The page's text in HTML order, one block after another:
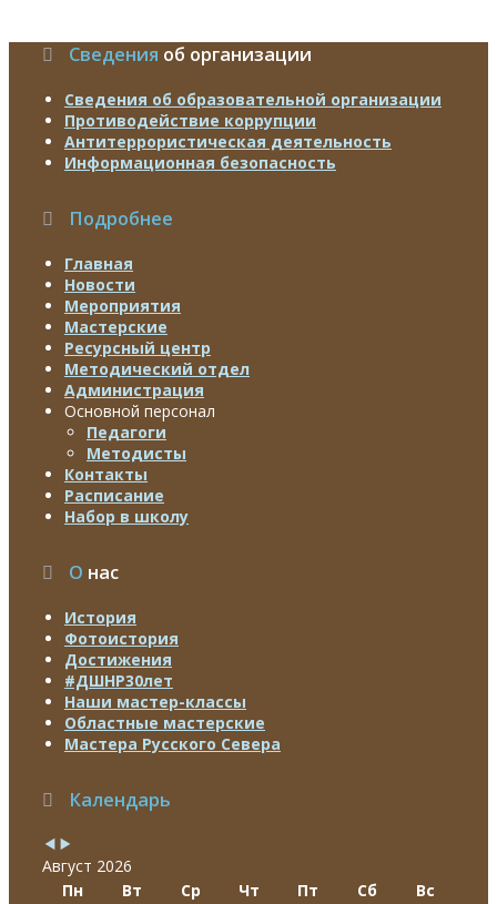
Сведения об организации
Сведения об образовательной организации
Противодействие коррупции
Антитеррористическая деятельность
Информационная безопасность
Подробнее
Главная
Новости
Мероприятия
Мастерские
Ресурсный центр
Методический отдел
Администрация
Основной персонал
Педагоги
Методисты
Контакты
Расписание
Набор в школу
О нас
История
Фотоистория
Достижения
#ДШНР30лет
Наши мастер-классы
Областные мастерские
Мастера Русского Севера
Календарь
Август 2026
Пн
Вт Ср Чт Пт Сб
Вс